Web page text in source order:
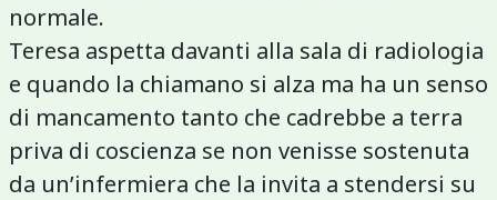
normale.
Teresa aspetta davanti alla sala di radiologia
e quando la chiamano si alza ma ha un senso
di mancamento tanto che cadrebbe a terra
priva di coscienza se non venisse sostenuta
da un’infermiera che la invita a stendersi su